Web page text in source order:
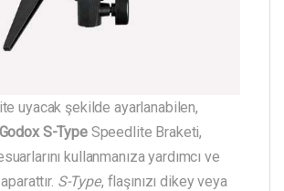
uyacak şekilde ayarlanabilen,
Godox S-TypeSpeedlite Braketi,
kullanmanıza yardımcı ve
S-Type, flaşınızı dikey veya